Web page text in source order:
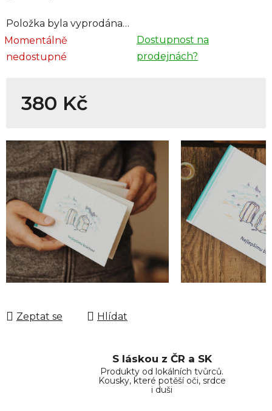
Položka byla vyprodána…
Momentálně
nedostupné
Dostupnost na
prodejnách?
380 Kč
Zeptat se Hlídat
S láskou z ČR a SK
Produkty od lokálních tvůrců.
Kousky, které potěší oči, srdce
i duši